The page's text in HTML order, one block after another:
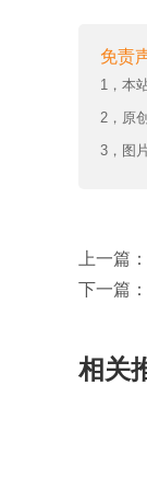
免责
1，本
2，原
3，图
上一篇：
下一篇：
相关